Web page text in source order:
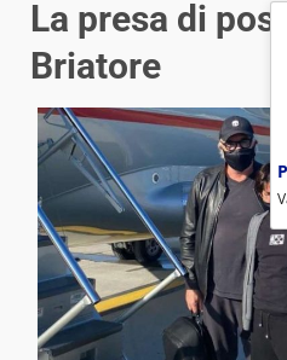
La presa di
Briatore